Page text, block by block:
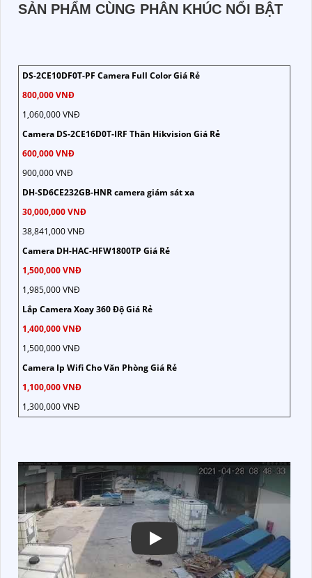
SẢN PHẨM CÙNG PHÂN KHÚC NỔI BẬT
DS-2CE10DF0T-PF Camera Full Color Giá Rẻ
800,000 VNĐ
1,060,000 VNĐ
Camera DS-2CE16D0T-IRF Thân Hikvision Giá Rẻ
600,000 VNĐ
900,000 VNĐ
DH-SD6CE232GB-HNR camera giám sát xa
30,000,000 VNĐ
38,841,000 VNĐ
Camera DH-HAC-HFW1800TP Giá Rẻ
1,500,000 VNĐ
1,985,000 VNĐ
Lắp Camera Xoay 360 Độ Giá Rẻ
1,400,000 VNĐ
1,500,000 VNĐ
Camera Ip Wifi Cho Văn Phòng Giá Rẻ
1,100,000 VNĐ
1,300,000 VNĐ